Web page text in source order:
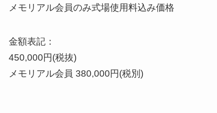
メモリアル会員のみ式場使用料込み価格
金額表記：
450,000円(税抜)
メモリアル会員 380,000円(税別)